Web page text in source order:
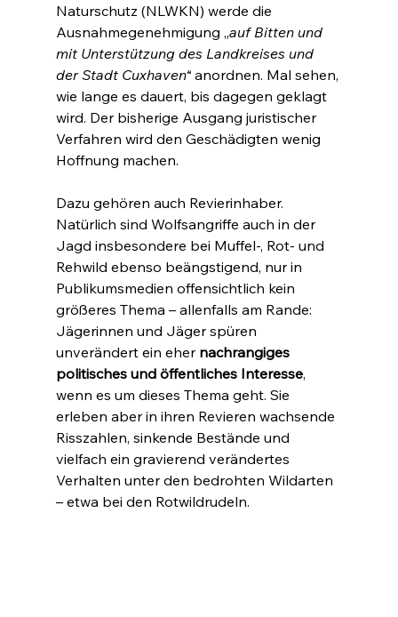
Naturschutz (NLWKN) werde die
Ausnahmegenehmigung „auf Bitten und
mit Unterstützung des Landkreises und
der Stadt Cuxhaven“ anordnen. Mal sehen,
wie lange es dauert, bis dagegen geklagt
wird. Der bisherige Ausgang juristischer
Verfahren wird den Geschädigten wenig
Hoffnung machen.
Dazu gehören auch Revierinhaber.
Natürlich sind Wolfsangriffe auch in der
Jagd insbesondere bei Muffel-, Rot- und
Rehwild ebenso beängstigend, nur in
Publikumsmedien offensichtlich kein
größeres Thema – allenfalls am Rande:
Jägerinnen und Jäger spüren
unverändert ein eher nachrangiges
politisches und öffentliches Interesse,
wenn es um dieses Thema geht. Sie
erleben aber in ihren Revieren wachsende
Risszahlen, sinkende Bestände und
vielfach ein gravierend verändertes
Verhalten unter den bedrohten Wildarten
– etwa bei den Rotwildrudeln.